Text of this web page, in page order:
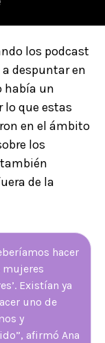
los podcast
despuntar en
había un
lo que estas
en el ámbito
los
de la
hacer
mujeres
Existían ya
uno de
y
afirmó Ana